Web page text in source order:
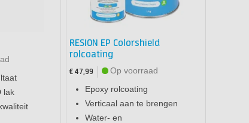
lak
RESION EP Colorshield
rolcoating
€ 47,99
Op voorraad
Epoxy rolcoating
Verticaal aan te brengen
Water- en